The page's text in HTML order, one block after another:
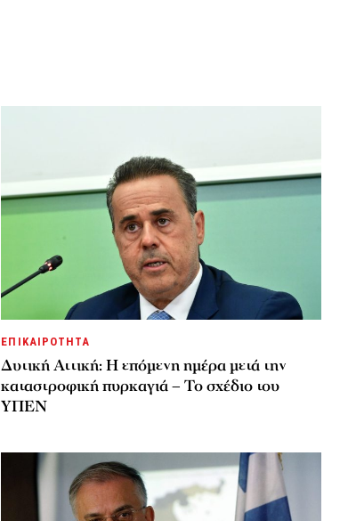
ΕΠΙΚΑΙΡΟΤΗΤΑ
Δυτική Αττική: Η επόμενη ημέρα μετά την
καταστροφική πυρκαγιά – Το σχέδιο του
ΥΠΕΝ